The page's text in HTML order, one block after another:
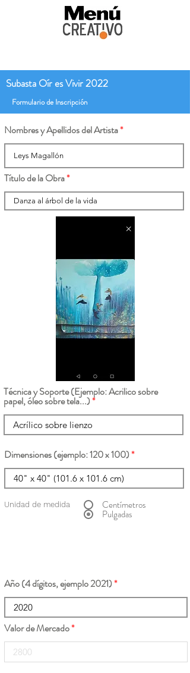
Subasta Oír es Vivir 2022
Formulario de Inscripción
Nombres y Apellidos del Artista
Título de la Obra
Técnica y Soporte (Ejemplo: Acrilico sobre
papel, óleo sobre tela...)
Dimensiones (ejemplo: 120 x 100)
Unidad de medida Centímetros
Pulgadas
Año (4 dígitos, ejemplo 2021)
Valor de Mercado